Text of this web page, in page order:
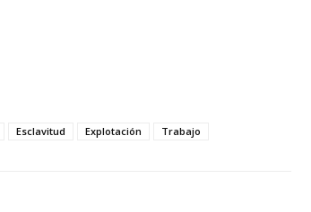
Esclavitud Explotación Trabajo